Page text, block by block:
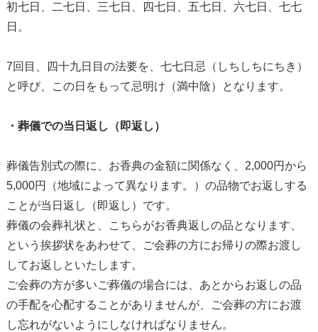
初七日、二七日、三七日、四七日、五七日、六七日、七七
日。
7回目、四十九日目の法要を、七七日忌（しちしちにちき）
と呼び、この日をもって忌明け（満中陰）となります。
・葬儀での当日返し（即返し）
葬儀告別式の際に、お香典の金額に関係なく、2,000円から
5,000円（地域によって異なります。）の品物でお返しする
ことが当日返し（即返し）です。
葬儀の会葬礼状と、こちらがお香典返しの品となります、
という挨拶状をあわせて、ご会葬の方にお帰りの際お渡し
してお返しといたします。
ご会葬の方が多いご葬儀の場合には、あとからお返しの品
の手配を心配することがありませんが、ご会葬の方にお渡
し忘れがないようにしなければなりません。